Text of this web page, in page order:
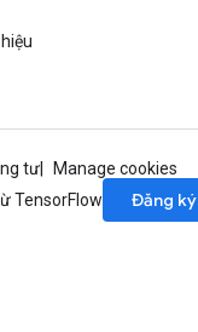
tư
Manage cookies
TensorFlow
Đăng ký